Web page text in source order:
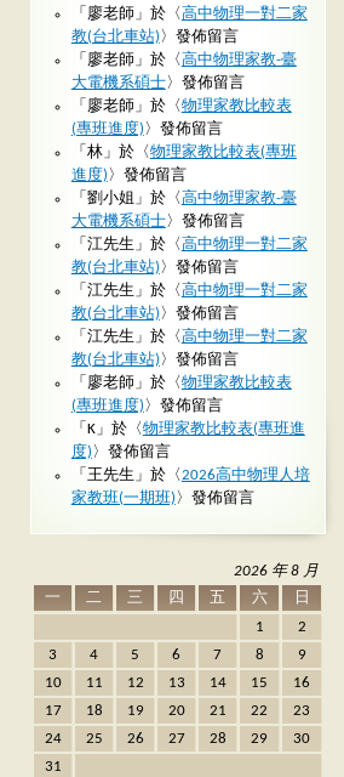
「 廖老師 」於〈 高中物理一對二家
教(台北車站) 〉發佈留言
「 廖老師 」於〈 高中物理家教-臺
大電機系碩士〉發佈留言
「 廖老師 」於〈物理家教比較表
(專班進度) 〉發佈留言
「 林」於〈物理家教比較表(專班
進度) 〉發佈留言
「 劉小姐 」於〈 高中物理家教-臺
大電機系碩士〉發佈留言
「 江先生 」於〈 高中物理一對二家
教(台北車站) 〉發佈留言
「 江先生 」於〈 高中物理一對二家
教(台北車站) 〉發佈留言
「 江先生 」於〈 高中物理一對二家
教(台北車站) 〉發佈留言
「 廖老師 」於〈物理家教比較表
(專班進度) 〉發佈留言
「 K」於〈物理家教比較表(專班進
度) 〉發佈留言
「 王先生 」於〈2026高中物理人培
家教班(一期班) 〉發佈留言
2026 年 8 月
一
二 三 四 五 六
日
1
2
3
4 5 6 7 8
9
10
11 12 13 14 15
16
17
18 19 20 21 22
23
24
25 26 27 28 29
30
31